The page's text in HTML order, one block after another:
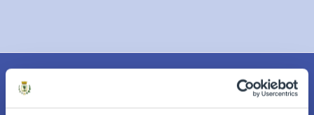
Quanto sono chiare le informazioni su questa